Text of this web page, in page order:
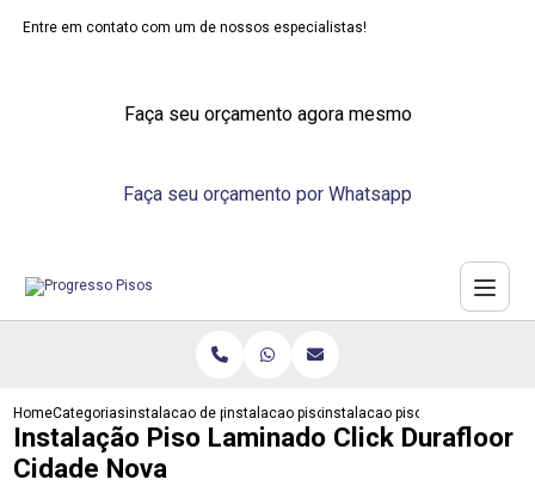
Entre em contato com um de nossos especialistas!
Faça seu orçamento agora mesmo
Faça seu orçamento por Whatsapp
HomeCategoriasinstalacao de pisosinstalacao piso laminadoinstalacao piso laminado click
Instalação Piso Laminado Click Durafloor
Cidade Nova